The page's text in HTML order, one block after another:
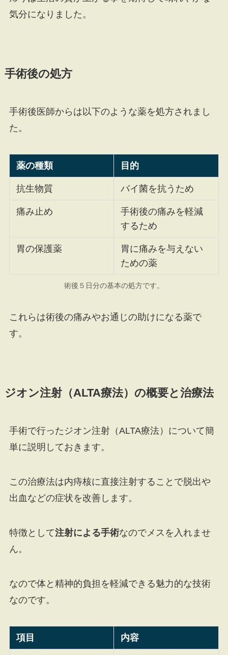
気分になりました。
手術後の処方
手術後医師からは以下のような薬を処方されまし
た。
薬の種類 目的
抗生物質 バイ菌を抗うため
痛み止め
手術後の痛みを軽減
するため
胃の保護薬
胃に痛みを与えない
ための薬
術後５日分の基本の処方です。
これらは術後の痛みやお通じの助けになる薬で
す。
ジオン注射（ALTA療法）の概要と治療法
手術で行ったジオン注射（ALTA療法）について簡
単に説明しておきます。
この治療法は内痔核に直接注射することで脱出や
出血などの症状を改善します。
特徴として注射による手術なのでメスを入れませ
ん。
なので体と精神的負担を軽減できる魅力的な技術
なのです。
項目 内容